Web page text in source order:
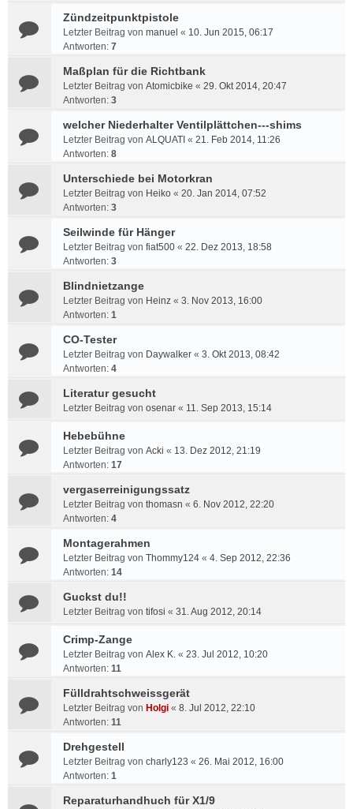
Zündzeitpunktpistole
Letzter Beitrag von manuel « 10. Jun 2015, 06:17
Antworten: 7
Maßplan für die Richtbank
Letzter Beitrag von Atomicbike « 29. Okt 2014, 20:47
Antworten: 3
welcher Niederhalter Ventilplättchen---shims
Letzter Beitrag von ALQUATI « 21. Feb 2014, 11:26
Antworten: 8
Unterschiede bei Motorkran
Letzter Beitrag von Heiko « 20. Jan 2014, 07:52
Antworten: 3
Seilwinde für Hänger
Letzter Beitrag von fiat500 « 22. Dez 2013, 18:58
Antworten: 3
Blindnietzange
Letzter Beitrag von Heinz « 3. Nov 2013, 16:00
Antworten: 1
CO-Tester
Letzter Beitrag von Daywalker « 3. Okt 2013, 08:42
Antworten: 4
Literatur gesucht
Letzter Beitrag von osenar « 11. Sep 2013, 15:14
Hebebühne
Letzter Beitrag von Acki « 13. Dez 2012, 21:19
Antworten: 17
vergaserreinigungssatz
Letzter Beitrag von thomasn « 6. Nov 2012, 22:20
Antworten: 4
Montagerahmen
Letzter Beitrag von Thommy124 « 4. Sep 2012, 22:36
Antworten: 14
Guckst du!!
Letzter Beitrag von tifosi « 31. Aug 2012, 20:14
Crimp-Zange
Letzter Beitrag von Alex K. « 23. Jul 2012, 10:20
Antworten: 11
Fülldrahtschweissgerät
Letzter Beitrag von Holgi « 8. Jul 2012, 22:10
Antworten: 11
Drehgestell
Letzter Beitrag von charly123 « 26. Mai 2012, 16:00
Antworten: 1
Reparaturhandhuch für X1/9